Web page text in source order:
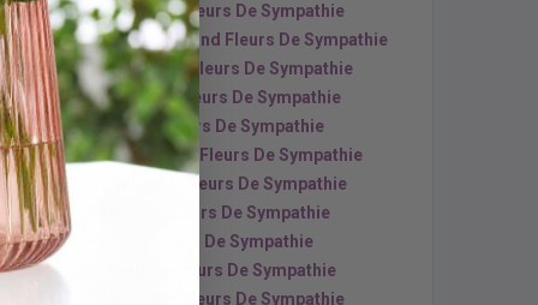
Yarmouth Fleurs De Sympathie
Black Diamond Fleurs De Sympathie
Antigonish Fleurs De Sympathie
Langford Fleurs De Sympathie
Sydney Fleurs De Sympathie
Port Alberni Fleurs De Sympathie
Squamish Fleurs De Sympathie
Morden Fleurs De Sympathie
Truro Fleurs De Sympathie
Vaughan Fleurs De Sympathie
Glace Bay Fleurs De Sympathie